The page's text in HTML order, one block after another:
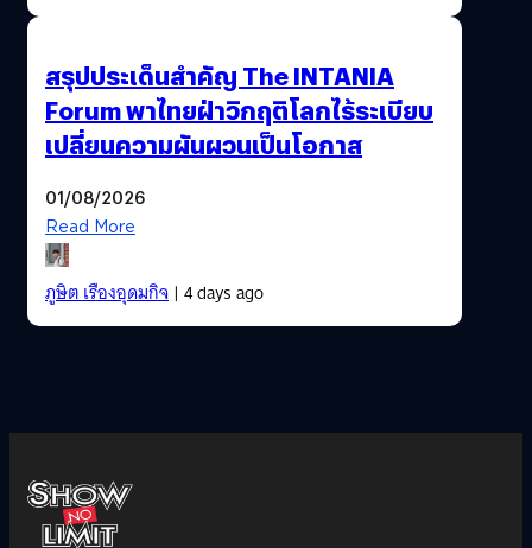
สรุปประเด็นสำคัญ The INTANIA
Forum พาไทยฝ่าวิกฤติโลกไร้ระเบียบ
เปลี่ยนความผันผวนเป็นโอกาส
01/08/2026
Read More
ภูษิต เรืองอุดมกิจ| 4 days ago